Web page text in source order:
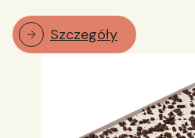
Szczegóły